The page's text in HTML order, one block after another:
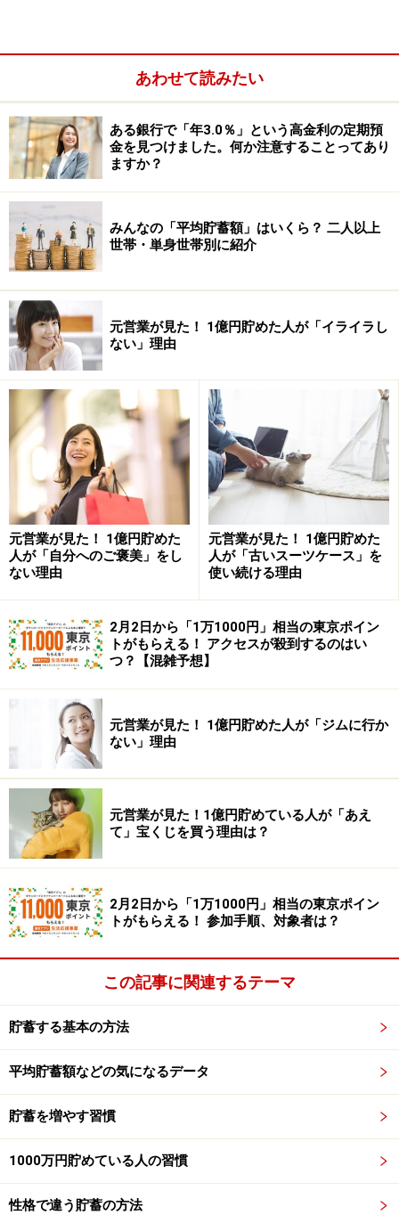
つまり、お金持ちの一般像は「買い物上手な倹約家」な
のです。節制でお金持ちになった人は、多くがコスパへ
の意識が高く、「良い物を安く買うこと」にこだわりま
す。
投資の神様と呼ばれるウォーレン・バフェットは、ビ
ル・ゲイツと「マクドナルド」で食事を取るときには、
クーポン券をつかうほどの倹約家です。
筆者のお金持ちの友人も、スマホの中には「クーポン」
アプリがぎっしり詰まっていて驚きました（彼曰く、同
そうです）。
つまるところ、節制でお金持ちになる人たちは「低価格
で満足できる買い物」を見つけるのが上手なのです。
学ぶべきは「コスパ重視」の姿勢
こういった事例を考えると、福袋はお金持ちにとって、
「買い物上手っぷりを存分に発揮できる年に一度の楽し
いイベント」
彼らは「福袋だから！」という理由で飛びつくことはあ
りません。福袋の中身が「ピンキリ」なのは言うまでも
りが入ったコスパ最悪の福袋もあるからです。
だから、福袋好きのお金持ち達は
「中身が何か？」「ど
れくらいお買い得か？」「ほかに代わりはないか？」と
いったことを丁寧に調べます。
そして、丁寧なリサーチの結果、メガネにかなった
「コ
しょう。
あわせて読みたい
ある銀行で「年3.0％」という高金利の定期預
金を見つけました。何か注意することってあり
ますか？
みんなの「平均貯蓄額」はいくら？ 二人以上
世帯・単身世帯別に紹介
元営業が見た！ 1億円貯めた人が「イライラし
ない」理由
元営業が見た！ 1億円貯めた
人が「自分へのご褒美」をし
ない理由
元営業が見た！ 1億円貯めた
人が「古いスーツケース」を
使い続ける理由
2月2日から「1万1000円」相当の東京ポイン
トがもらえる！ アクセスが殺到するのはい
つ？【混雑予想】
元営業が見た！ 1億円貯めた人が「ジムに行か
ない」理由
元営業が見た！1億円貯めている人が「あえ
て」宝くじを買う理由は？
2月2日から「1万1000円」相当の東京ポイン
トがもらえる！ 参加手順、対象者は？
この記事に関連するテーマ
貯蓄する基本の方法
平均貯蓄額などの気になるデータ
貯蓄を増やす習慣
1000万円貯めている人の習慣
性格で違う貯蓄の方法